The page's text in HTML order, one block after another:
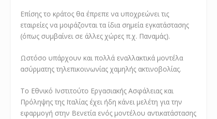
Επίσης το κράτος θα έπρεπε να υποχρεώνει τις
εταιρείες να μοιράζονται τα ίδια σημεία εγκατάστασης
(όπως συμβαίνει σε άλλες χώρες π.χ. Παναμάς).
Ωστόσο υπάρχουν και πολλά εναλλακτικά μοντέλα
ασύρματης τηλεπικοινωνίας χαμηλής ακτινοβολίας.
Το Εθνικό Ινστιτούτο Εργασιακής Ασφάλειας και
Πρόληψης της Ιταλίας έχει ήδη κάνει μελέτη για την
εφαρμογή στην Βενετία ενός μοντέλου αντικατάστασης